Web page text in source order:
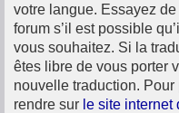
votre langue. Essayez
forum s’il est possible
vous souhaitez. Si la
êtes libre de vous porter
nouvelle traduction.
rendre sur le site internet